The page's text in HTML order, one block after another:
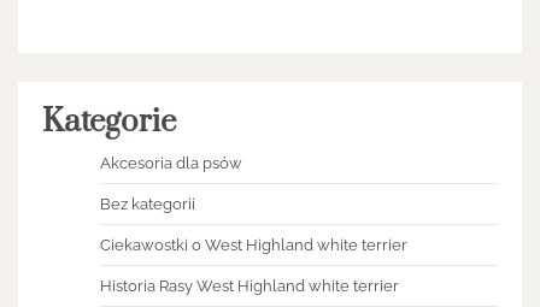
Kategorie
Akcesoria dla psów
Bez kategorii
Ciekawostki o West Highland white terrier
Historia Rasy West Highland white terrier